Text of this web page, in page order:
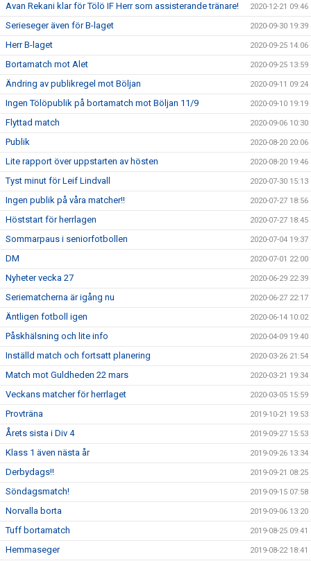
Avan Rekani klar för Tölö IF Herr som assisterande tränare! 2020-12-21 09:46
Serieseger även för B-laget 2020-09-30 19:39
Herr B-laget 2020-09-25 14:06
Bortamatch mot Alet 2020-09-25 13:59
Ändring av publikregel mot Böljan 2020-09-11 09:24
Ingen Tölöpublik på bortamatch mot Böljan 11/9 2020-09-10 19:19
Flyttad match 2020-09-06 10:30
Publik 2020-08-20 20:06
Lite rapport över uppstarten av hösten 2020-08-20 19:46
Tyst minut för Leif Lindvall 2020-07-30 15:13
Ingen publik på våra matcher!! 2020-07-27 18:56
Höststart för herrlagen 2020-07-27 18:45
Sommarpaus i seniorfotbollen 2020-07-04 19:37
DM 2020-07-01 22:00
Nyheter vecka 27 2020-06-29 22:39
Seriematcherna är igång nu 2020-06-27 22:17
Äntligen fotboll igen 2020-06-14 10:02
Påskhälsning och lite info 2020-04-09 19:40
Inställd match och fortsatt planering 2020-03-26 21:54
Match mot Guldheden 22 mars 2020-03-21 19:34
Veckans matcher för herrlaget 2020-03-05 15:59
Provträna 2019-10-21 19:53
Årets sista i Div 4 2019-09-27 15:53
Klass 1 även nästa år 2019-09-26 13:34
Derbydags!! 2019-09-21 08:25
Söndagsmatch! 2019-09-15 07:58
Norvalla borta 2019-09-06 13:20
Tuff bortamatch 2019-08-25 09:41
Hemmaseger 2019-08-22 18:41